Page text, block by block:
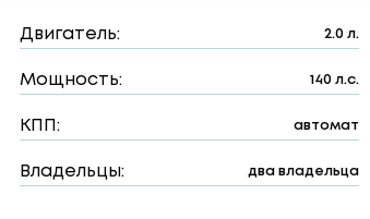
Двигатель: 2.0 л.
Мощность: 140 л.с.
КПП: автомат
Владельцы: два владельца